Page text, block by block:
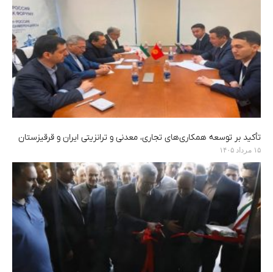
تأکید بر توسعه همکاری‌های تجاری، معدنی و ترانزیتی ایران و قرقیزستان
۱۵ مرداد ۱۴۰۵